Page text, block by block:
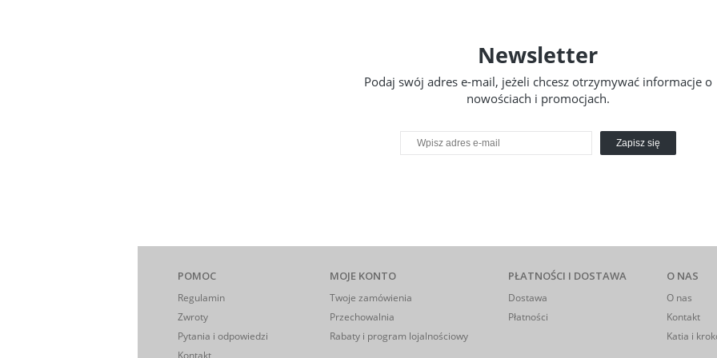
Newsletter
Podaj swój adres e-mail, jeżeli chcesz otrzymywać informacje o
nowościach i promocjach.
Zapisz się
POMOC
Regulamin
Zwroty
Pytania i odpowiedzi
Kontakt
MOJE KONTO
Twoje zamówienia
Przechowalnia
Rabaty i program lojalnościowy
PŁATNOŚCI I DOSTAWA
Dostawa
Płatności
O NAS
O nas
Kontakt
Katia i